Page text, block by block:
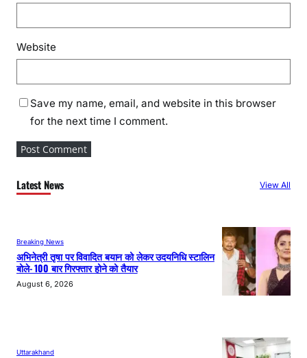
Website
Save my name, email, and website in this browser
for the next time I comment.
Latest News View All
Breaking News
अभिनेत्री तृषा पर विवादित बयान को लेकर उदयनिधि स्टालिन
बोले- 100 बार गिरफ्तार होने को तैयार
August 6, 2026
Uttarakhand